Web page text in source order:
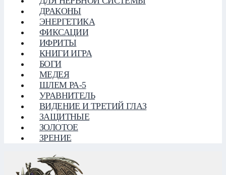
ДРАКОНЫ
ЭНЕРГЕТИКА
ФИКСАЦИИ
ИФРИТЫ
КНИГИ ИГРА
БОГИ
МЕДЕЯ
ШЛЕМ РА-5
УРАВНИТЕЛЬ
ВИДЕНИЕ И ТРЕТИЙ ГЛАЗ
ЗАЩИТНЫЕ
ЗОЛОТОЕ
ЗРЕНИЕ